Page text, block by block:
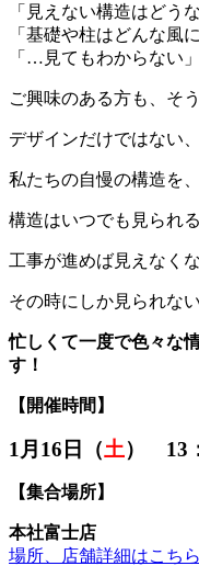
「見えない構造はどう
「基礎や柱はどんな風
「…見てもわからない」
ご興味のある方も、そ
デザインだけではない
私たちの自慢の構造を
構造はいつでも見られ
工事が進めば見えなく
その時にしか見られな
忙しくて一度で色々な
す！
【開催時間】
1月16日（土） 13
【集合場所】
本社富士店
場所、店舗詳細はこちら